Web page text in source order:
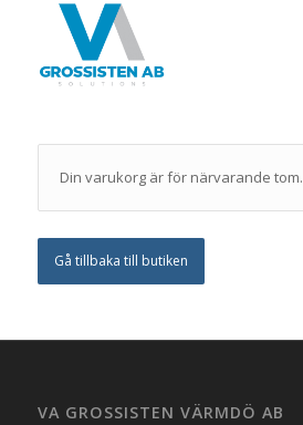
Din varukorg är för närvarande tom.
Gå tillbaka till butiken
VA GROSSISTEN VÄRMDÖ AB